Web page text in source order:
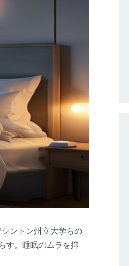
ントン州立大学らの
す。睡眠のムラを抑